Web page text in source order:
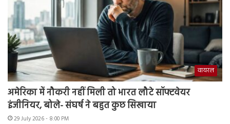
वायरल
अमेरिका में नौकरी नहीं मिली तो भारत लौटे सॉफ्टवेयर
इंजीनियर, बोले- संघर्ष ने बहुत कुछ सिखाया
29 July 2026 - 8:00 PM